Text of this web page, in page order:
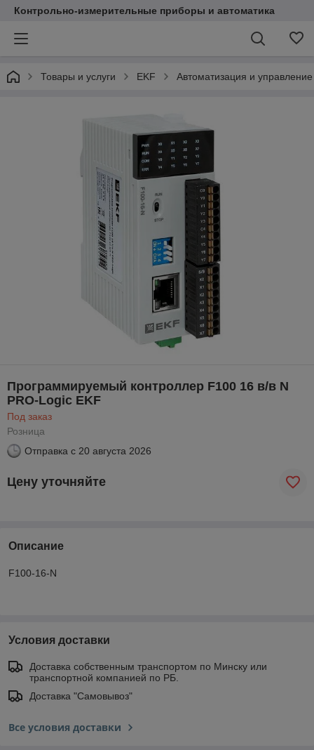
Контрольно-измерительные приборы и автоматика
Товары и услуги EKF Автоматизация и
Программируемый контроллер F100 16 в/в N
PRO-Logic EKF
Под заказ
Розница
Отправка с 20 августа 2026
Цену уточняйте
Описание
F100-16-N
Условия доставки
Доставка собственным транспортом по Минску или
транспортной компанией по РБ.
Доставка "Самовывоз"
Все условия доставки